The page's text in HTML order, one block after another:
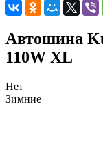
Автошина
110W XL
Нет
Зимние